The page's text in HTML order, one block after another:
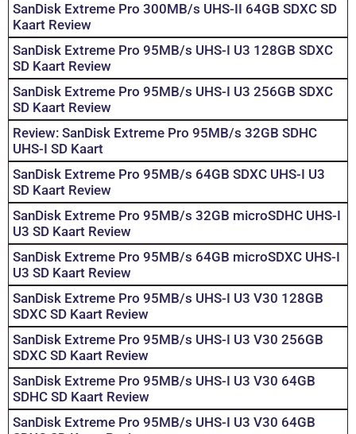
SanDisk Extreme Pro 300MB/s UHS-II 64GB SDXC SD
Kaart Review
SanDisk Extreme Pro 95MB/s UHS-I U3 128GB SDXC
SD Kaart Review
SanDisk Extreme Pro 95MB/s UHS-I U3 256GB SDXC
SD Kaart Review
Review: SanDisk Extreme Pro 95MB/s 32GB SDHC
UHS-I SD Kaart
SanDisk Extreme Pro 95MB/s 64GB SDXC UHS-I U3
SD Kaart Review
SanDisk Extreme Pro 95MB/s 32GB microSDHC UHS-I
U3 SD Kaart Review
SanDisk Extreme Pro 95MB/s 64GB microSDXC UHS-I
U3 SD Kaart Review
SanDisk Extreme Pro 95MB/s UHS-I U3 V30 128GB
SDXC SD Kaart Review
SanDisk Extreme Pro 95MB/s UHS-I U3 V30 256GB
SDXC SD Kaart Review
SanDisk Extreme Pro 95MB/s UHS-I U3 V30 64GB
SDHC SD Kaart Review
SanDisk Extreme Pro 95MB/s UHS-I U3 V30 64GB